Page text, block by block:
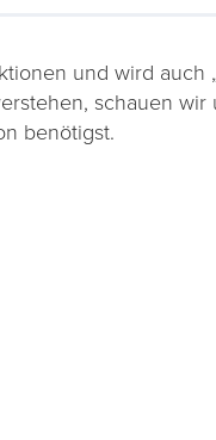
und wird auch
schauen
benötigst.